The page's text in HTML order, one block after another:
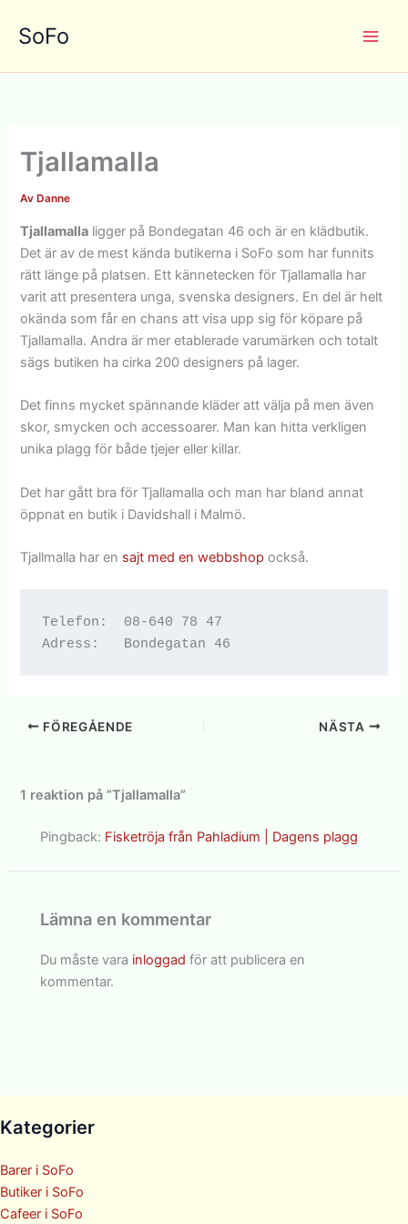
SoFo
Tjallamalla
Av Danne
Tjallamalla ligger på Bondegatan 46 och är en klädbutik.
Det är av de mest kända butikerna i SoFo som har funnits
rätt länge på platsen. Ett kännetecken för Tjallamalla har
varit att presentera unga, svenska designers. En del är helt
okända som får en chans att visa upp sig för köpare på
Tjallamalla. Andra är mer etablerade varumärken och totalt
sägs butiken ha cirka 200 designers på lager.
Det finns mycket spännande kläder att välja på men även
skor, smycken och accessoarer. Man kan hitta verkligen
unika plagg för både tjejer eller killar.
Det har gått bra för Tjallamalla och man har bland annat
öppnat en butik i Davidshall i Malmö.
Tjallmalla har en sajt med en webbshopockså.
Telefon:  08-640 78 47
FÖREGÅENDE NÄSTA
1 reaktion på ”Tjallamalla”
Pingback: Fisketröja från Pahladium | Dagens plagg
Lämna en kommentar
Du måste vara inloggad för att publicera en
kommentar.
Kategorier
Barer i SoFo
Butiker i SoFo
Cafeer i SoFo